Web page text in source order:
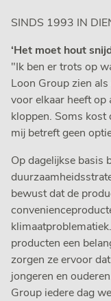
SINDS 1993 IN
‘Het moet hout
"Ik ben er trots op
Loon Group zien
voor elkaar heeft
kloppen. Soms kost
mij betreft geen
Op dagelijkse basis
bewust dat de
producten een
zorgen ze ervoor
jongeren en
Group iedere dag